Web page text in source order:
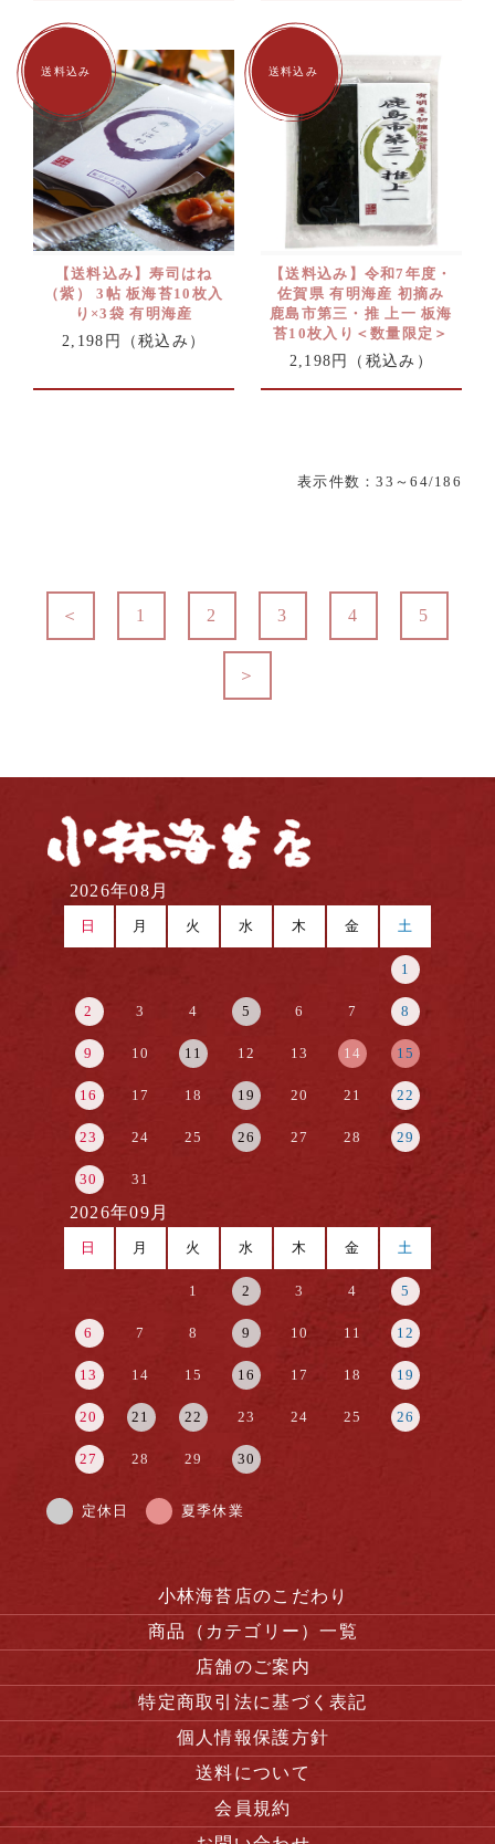
【送料込み】寿司はね
（紫） 3帖 板海苔10枚入
り×3袋 有明海産
2,198円
（税込み）
【送料込み】令和7年度・
佐賀県 有明海産 初摘み
鹿島市第三・推 上一 板海
苔10枚入り＜数量限定＞
2,198円
（税込み）
表示件数：33 ～64/186
＜ 1 2 3 4 5
＞
2026年08月
日 月 火 水 木 金 土
1
2 3 4 5 6 7 8
9 10 11 12 13 14 15
16 17 18 19 20 21 22
23 24 25 26 27 28 29
30 31
2026年09月
日 月 火 水 木 金 土
1 2 3 4 5
6 7 8 9 10 11 12
13 14 15 16 17 18 19
20 21 22 23 24 25 26
27 28 29 30
定休日 夏季休業
小林海苔店のこだわり
商品（カテゴリー）一覧
店舗のご案内
特定商取引法に基づく表記
個人情報保護方針
送料について
会員規約